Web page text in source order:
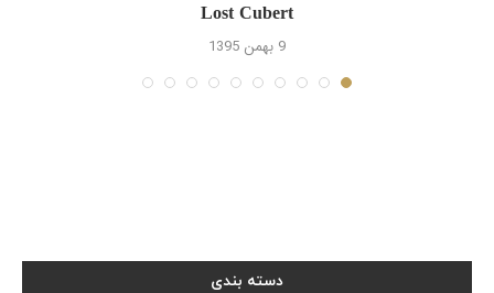
Lost Cubert
9 بهمن 1395
دسته بندی